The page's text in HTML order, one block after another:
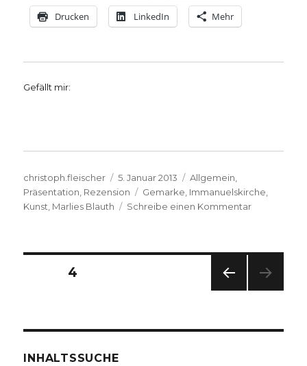
Drucken LinkedIn Mehr
Gefällt mir:
Autor
christoph.fleischer
Veröffentlicht
am
5. Januar 2013 Kategorien
Allgemein,
Präsentation, Rezension Schlagwörter
Gemarke, Immanuelskirche,
Kunst, Marlies Blauth Schreibe einen Kommentarzu
Geist.
Interview
Blauth
Seitennummerierung
Beiträge
SEIT
4
INHALTSSUCHE